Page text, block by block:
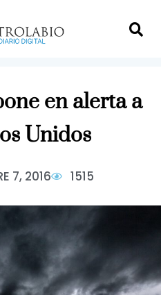
en alerta a
Unidos
7, 2016 1515